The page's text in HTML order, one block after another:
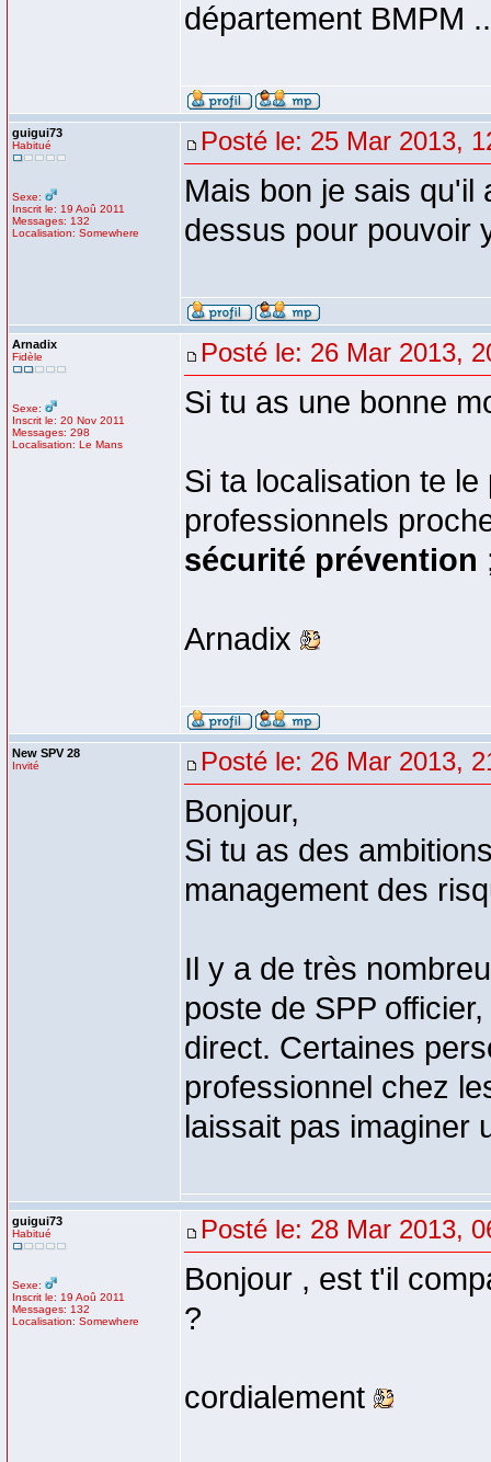
département BMPM
guigui73
Habitué
Sexe:
Inscrit le: 19 Aoû 2011
Messages: 132
Localisation: Somewhere
Posté le: 25 Mar 2013,
Mais bon je sais qu'il
dessus pour pouvoir
Arnadix
Fidèle
Sexe:
Inscrit le: 20 Nov 2011
Messages: 298
Localisation: Le Mans
Posté le: 26 Mar 2013,
Si tu as une bonne
Si ta localisation te
professionnels
sécurité prévention
Arnadix
New SPV 28
Invité Posté le: 26 Mar 2013,
Bonjour,
Si tu as des
management des
Il y a de très
poste de SPP
direct. Certaines
professionnel chez
laissait pas imaginer
guigui73
Habitué
Sexe:
Inscrit le: 19 Aoû 2011
Messages: 132
Localisation: Somewhere
Posté le: 28 Mar 2013,
Bonjour , est t'il
?
cordialement